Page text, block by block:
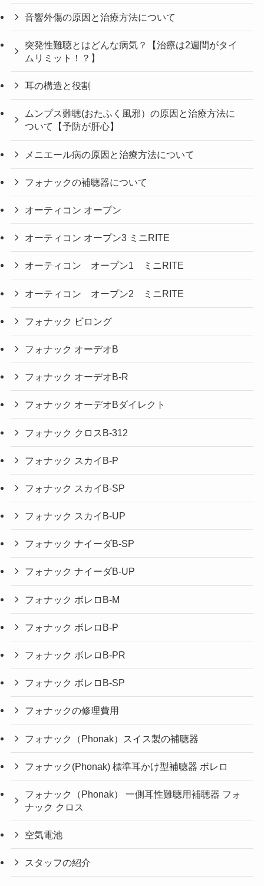
音響外傷の原因と治療方法について
突発性難聴とはどんな病気？【治療は2週間がタイ
ムリミット！？】
耳の構造と役割
ムンプス難聴(おたふく風邪）の原因と治療方法に
ついて【予防が肝心】
メニエール病の原因と治療方法について
フォナックの補聴器について
オーティコン オープン
オーティコン オープン3 ミニRITE
オーティコン オープン1 ミニRITE
オーティコン オープン2 ミニRITE
フォナック ビロング
フォナック オーデオB
フォナック オーデオB-R
フォナック オーデオBダイレクト
フォナック クロスB-312
フォナック スカイB-P
フォナック スカイB-SP
フォナック スカイB-UP
フォナック ナイーダB-SP
フォナック ナイーダB-UP
フォナック ボレロB-M
フォナック ボレロB-P
フォナック ボレロB-PR
フォナック ボレロB-SP
フォナックの修理費用
フォナック（Phonak）スイス製の補聴器
フォナック(Phonak) 標準耳かけ型補聴器 ボレロ
フォナック（Phonak） 一側耳性難聴用補聴器 フォ
ナック クロス
空気電池
スタッフの紹介